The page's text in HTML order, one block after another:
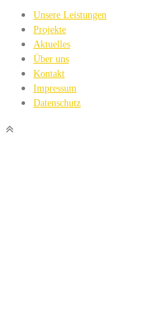
Unsere Leistungen
Projekte
Aktuelles
Über uns
Kontakt
Impressum
Datenschutz